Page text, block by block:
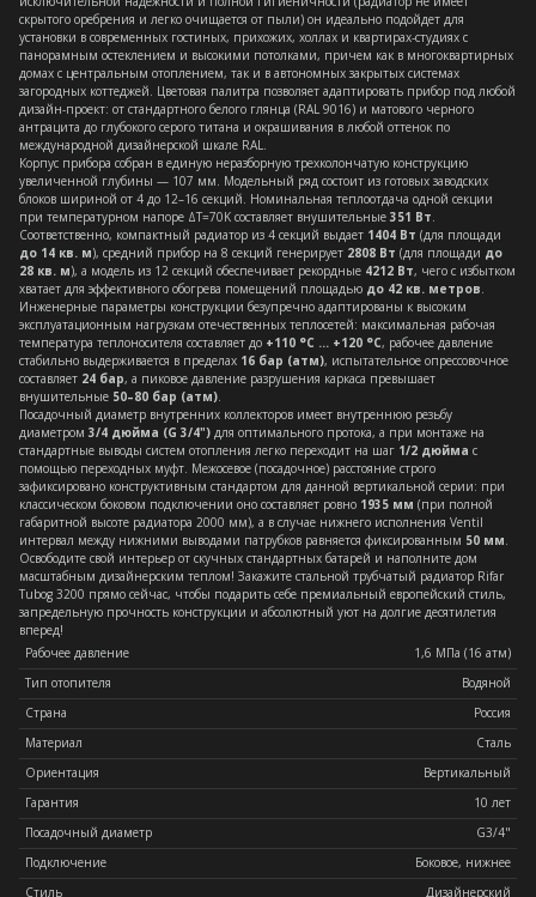
скрытого оребрения и легко очищается от пыли) он идеально подойдет для
установки в современных гостиных, прихожих, холлах и квартирах-студиях с
панорамным остеклением и высокими потолками, причем как в многоквартирных
домах с центральным отоплением, так и в автономных закрытых системах
загородных коттеджей. Цветовая палитра позволяет адаптировать прибор под любой
дизайн-проект: от стандартного белого глянца (RAL 9016) и матового черного
антрацита до глубокого серого титана и окрашивания в любой оттенок по
международной дизайнерской шкале RAL.
Корпус прибора собран в единую неразборную трехколончатую конструкцию
увеличенной глубины — 107 мм. Модельный ряд состоит из готовых заводских
блоков шириной от 4 до 12–16 секций. Номинальная теплоотдача одной секции
при температурном напоре ΔT=70K составляет внушительные 351 Вт.
Соответственно, компактный радиатор из 4 секций выдает 1404 Вт (для площади
до 14 кв. м), средний прибор на 8 секций генерирует 2808 Вт (для площади до
28 кв. м), а модель из 12 секций обеспечивает рекордные 4212 Вт, чего с избытком
хватает для эффективного обогрева помещений площадью до 42 кв. метров.
Инженерные параметры конструкции безупречно адаптированы к высоким
эксплуатационным нагрузкам отечественных теплосетей: максимальная рабочая
температура теплоносителя составляет до +110 °C ... +120 °C, рабочее давление
стабильно выдерживается в пределах 16 бар (атм), испытательное опрессовочное
составляет 24 бар, а пиковое давление разрушения каркаса превышает
внушительные 50–80 бар (атм).
Посадочный диаметр внутренних коллекторов имеет внутреннюю резьбу
диаметром 3/4 дюйма (G 3/4") для оптимального протока, а при монтаже на
стандартные выводы систем отопления легко переходит на шаг 1/2 дюйма с
помощью переходных муфт. Межосевое (посадочное) расстояние строго
зафиксировано конструктивным стандартом для данной вертикальной серии: при
классическом боковом подключении оно составляет ровно 1935 мм (при полной
габаритной высоте радиатора 2000 мм), а в случае нижнего исполнения Ventil
интервал между нижними выводами патрубков равняется фиксированным 50 мм.
Освободите свой интерьер от скучных стандартных батарей и наполните дом
масштабным дизайнерским теплом! Закажите стальной трубчатый радиатор Rifar
Tubog 3200 прямо сейчас, чтобы подарить себе премиальный европейский стиль,
запредельную прочность конструкции и абсолютный уют на долгие десятилетия
вперед!
Рабочее давление
1,6 МПа (16 атм)
Тип отопителя
Водяной
Страна
Россия
Материал
Сталь
Ориентация
Вертикальный
Гарантия
10 лет
Посадочный диаметр
G3/4"
Подключение
Боковое, нижнее
Стиль
Дизайнерский